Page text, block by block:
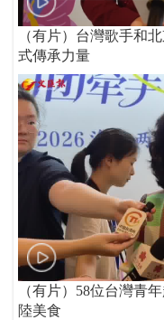
（有片）台灣歌手和
式傳承力量
（有片）58位台灣青
陸美食